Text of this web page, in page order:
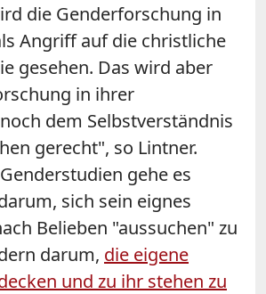
die Genderforschung in
Angriff auf die christliche
gesehen. Das wird aber
in ihrer
dem Selbstverständnis
gerecht", so Lintner.
gehe es
sich sein eignes
Belieben "aussuchen" zu
darum, die eigene
und zu ihr stehen zu